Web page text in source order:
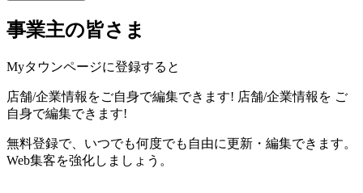
事業主の皆さま
Myタウンページに登録すると
店舗/企業情報をご自身で編集できます! 店舗/企業情報を ご
自身で編集できます!
無料登録で、いつでも何度でも自由に更新・編集できます。
Web集客を強化しましょう。